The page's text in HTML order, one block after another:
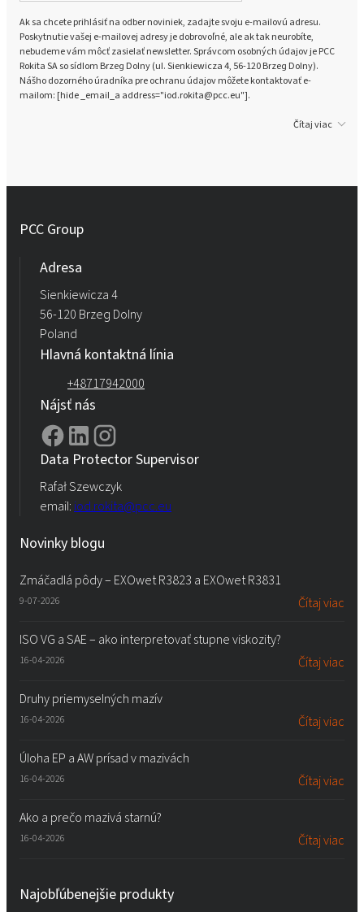
Ak sa chcete prihlásiť na odber noviniek, zadajte svoju e-mailovú adresu.
Poskytnutie vašej e-mailovej adresy je dobrovoľné, ale ak tak neurobíte,
nebudeme vám môcť zasielať newsletter. Správcom osobných údajov je PCC
Rokita SA so sídlom Brzeg Dolny (ul. Sienkiewicza 4, 56-120 Brzeg Dolny).
Nášho dozorného úradníka pre ochranu údajov môžete kontaktovať e-
mailom: [hide _email_a address="iod.rokita@pcc.eu"].
Čítaj viac
PCC Group
Adresa
Sienkiewicza 4
56-120 Brzeg Dolny
Poland
Hlavná kontaktná línia
+48717942000
Nájsť nás
Data Protector Supervisor
Rafał Szewczyk
email: iod.rokita@pcc.eu
Novinky blogu
Zmáčadlá pôdy – EXOwet R3823 a EXOwet R3831
9-07-2026 Čítaj viac
ISO VG a SAE – ako interpretovať stupne viskozity?
16-04-2026 Čítaj viac
Druhy priemyselných mazív
16-04-2026 Čítaj viac
Úloha EP a AW prísad v mazivách
16-04-2026 Čítaj viac
Ako a prečo mazivá starnú?
16-04-2026 Čítaj viac
Najobľúbenejšie produkty